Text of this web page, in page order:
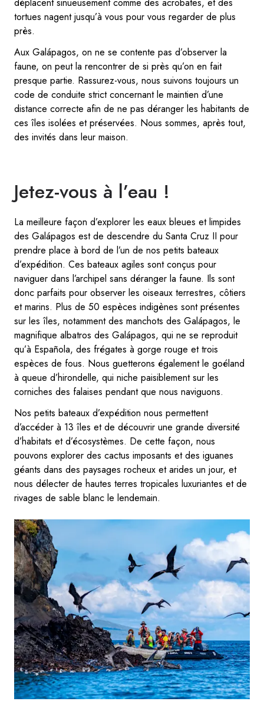
tortues nagent jusqu’à vous pour vous regarder de plus
près.
Aux Galápagos, on ne se contente pas d’observer la
faune, on peut la rencontrer de si près qu’on en fait
presque partie. Rassurez-vous, nous suivons toujours un
code de conduite strict concernant le maintien d’une
distance correcte afin de ne pas déranger les habitants de
ces îles isolées et préservées. Nous sommes, après tout,
des invités dans leur maison.
Jetez-vous à l’eau !
La meilleure façon d’explorer les eaux bleues et limpides
des Galápagos est de descendre du Santa Cruz II pour
prendre place à bord de l’un de nos petits bateaux
d’expédition. Ces bateaux agiles sont conçus pour
naviguer dans l’archipel sans déranger la faune. Ils sont
donc parfaits pour observer les oiseaux terrestres, côtiers
et marins. Plus de 50 espèces indigènes sont présentes
sur les îles, notamment des manchots des Galápagos, le
magnifique albatros des Galápagos, qui ne se reproduit
qu’à Española, des frégates à gorge rouge et trois
espèces de fous. Nous guetterons également le goéland
à queue d’hirondelle, qui niche paisiblement sur les
corniches des falaises pendant que nous naviguons.
Nos petits bateaux d’expédition nous permettent
d’accéder à 13 îles et de découvrir une grande diversité
d’habitats et d’écosystèmes. De cette façon, nous
pouvons explorer des cactus imposants et des iguanes
géants dans des paysages rocheux et arides un jour, et
nous délecter de hautes terres tropicales luxuriantes et de
rivages de sable blanc le lendemain.